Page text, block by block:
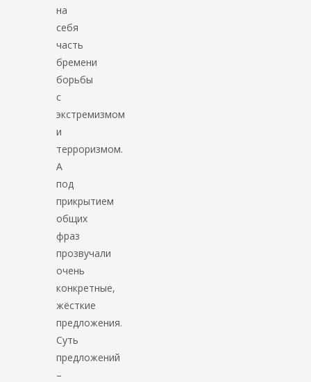
на
себя
часть
бремени
борьбы
с
экстремизмом
и
терроризмом.
А
под
прикрытием
общих
фраз
прозвучали
очень
конкретные,
жёсткие
предложения.
Суть
предложений
–